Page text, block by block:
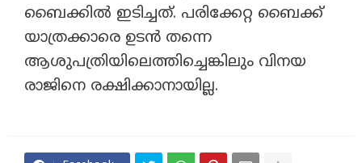
ബൈക്കിൽ ഇടിച്ചത്. പരിക്കേറ്റ ബൈക്ക്
യാത്രക്കാരെ ഉടൻ തന്നെ
ആശുപത്രിയിലെത്തിച്ചെങ്കിലും വിനയ
രാജിനെ രക്ഷിക്കാനായില്ല.